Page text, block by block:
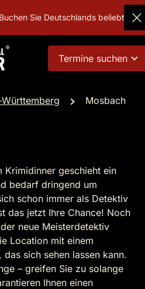
Sie Deutschlands beliebtestes
Termine suchen
Württemberg Mosbach
Krimidinner geschieht ein
bedarf dringend um
schon immer als Detektiv
das jetzt Ihre Chance! Noch
neue Meisterdetektiv
Location mit einem
sich sehen lassen kann.
– greifen Sie zu solange
Ihnen einen